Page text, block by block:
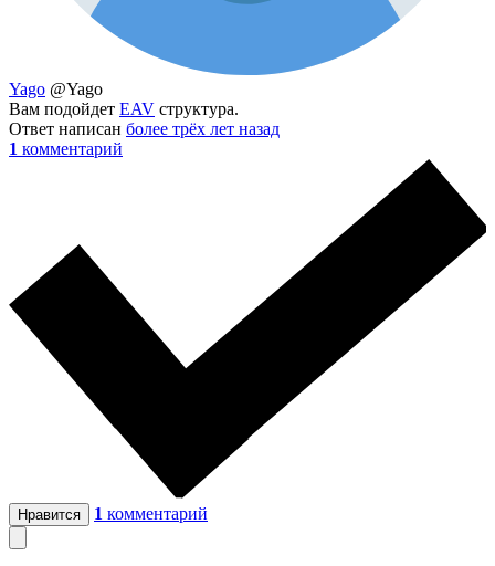
Yago @Yago
Вам подойдет EAV структура.
Ответ написан более трёх лет назад
1 комментарий
Нравится 1 комментарий